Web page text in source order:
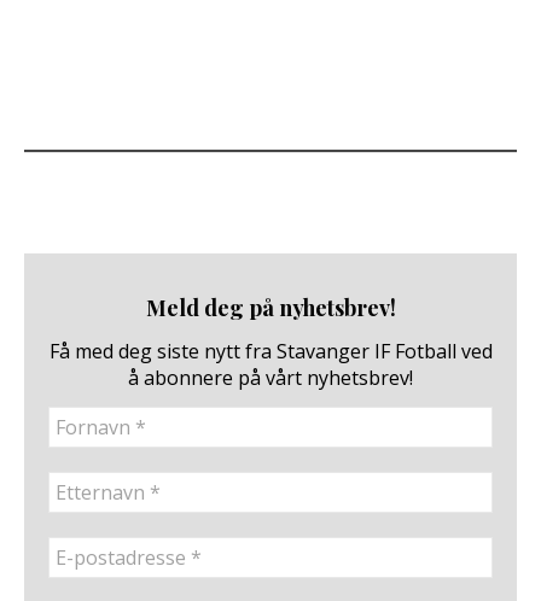
Meld deg på nyhetsbrev!
Få med deg siste nytt fra Stavanger IF Fotball ved
å abonnere på vårt nyhetsbrev!